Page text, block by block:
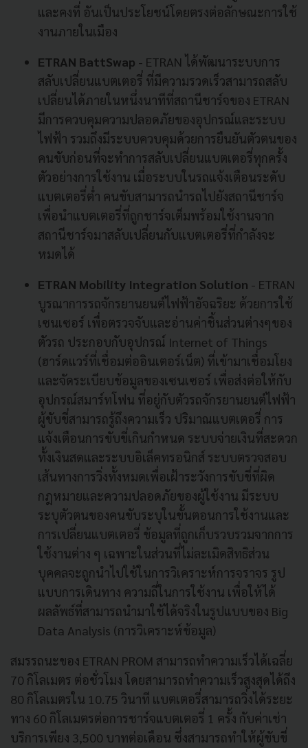
และคงที่ อันเป็นประโยชน์โดยตรงต่อลักษณะการใช้
งานภายในเมือง
ETRAN BattSwap - ETRAN ได้พัฒนาระบบการ
สลับเปลี่ยนแบตเตอรี่ ที่มีความรวดเร็วสามารถสลับ
เปลี่ยนได้ภายในหนึ่งนาทีที่สถานีชาร์จของ ETRAN
มีการควบคุมความปลอดภัยของอุปกรณ์และระบบ
ไฟฟ้า รวมถึงมีระบบควบคุมด้วยการยืนยันตัวตนของ
คนขับก่อนที่จะทำการสลับเปลี่ยนแบตเตอรี่ทุกครั้ง
ตัวอย่างการใช้งาน เมื่อระบบในรถแจ้งเตือนระดับ
แบตเตอรี่ต่ำ คนขับสามารถนำรถไปยังสถานีชาร์จ
เพื่อนำแบตเตอรี่ที่ถูกชาร์จเต็มพร้อมใช้งานจาก
สถานีชาร์จมาสลับเปลี่ยนกับแบตเตอรี่ที่กำลังจะ
หมดได้
ETRAN Mobility Integration Solution - ETRAN
บูรณาการรถจักรยานยนต์ไฟฟ้าอัจฉริยะ ด้วยการใช้
เซนเซอร์ เพื่อตรวจจับและอ่านค่าชิ้นส่วนต่างๆของ
ตัวรถ ประกอบกับอุปกรณ์ Internet of Things
(ฮาร์ดแวร์ที่เชื่อมต่ออินเตอร์เน็ต) ที่เข้ามาเชื่อมโยง
และจัดระเบียบข้อมูลของเซนเซอร์ เพื่อส่งต่อให้กับ
อุปกรณ์สมาร์ทโฟน ที่อยู่กับตัวรถจักรยานยนต์ไฟฟ้า
ผู้ขับขี่สามารถรู้ถึงความเร็ว ปริมาณแบตเตอรี่ การ
แจ้งเตือนการขับขี่เกินกำหนด ระบบจ่ายเงินที่สะดวก
ทั้งเงินสดและระบบอิเล็คทรอนิกส์ ระบบตรวจสอบ
เส้นทางการวิ่งทั้งหมดเพื่อเฝ้าระวังการขับขี่ที่ผิด
กฎหมายและความปลอดภัยของผู้ใช้งาน มีระบบ
ระบุตัวตนของคนขับระบุในขั้นตอนการใช้งานและ
การเปลี่ยนแบตเตอรี่ ข้อมูลที่ถูกเก็บรวบรวมจากการ
ใช้งานต่าง ๆ เฉพาะในส่วนที่ไม่ละเมิดสิทธิส่วน
บุคคลจะถูกนำไปใช้ในการวิเคราะห์การจราจร รูป
แบบการเดินทาง ความถี่ในการใช้งาน เพื่อให้ได้
ผลลัพธ์ที่สามารถนำมาใช้ได้จริงในรูปแบบของ Big
Data Analysis (การวิเคราะห์ข้อมูล)
สมรรถนะของ ETRAN PROM สามารถทำความเร็วได้เฉลี่ย
70 กิโลเมตร ต่อชั่วโมง โดยสามารถทำความเร็วสูงสุดได้ถึง
80 กิโลเมตรใน 10.75 วินาที แบตเตอรี่สามารถวิ่งได้ระยะ
ทาง 60 กิโลเมตรต่อการชาร์จแบตเตอรี่ 1 ครั้ง กับค่าเช่า
บริการเพียง 3,500 บาทต่อเดือน ซึ่งสามารถทำให้ผู้ขับขี่